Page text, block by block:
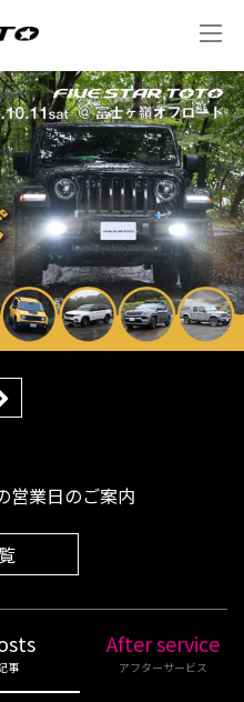
営業日のご案内
事
After service
アフターサービス